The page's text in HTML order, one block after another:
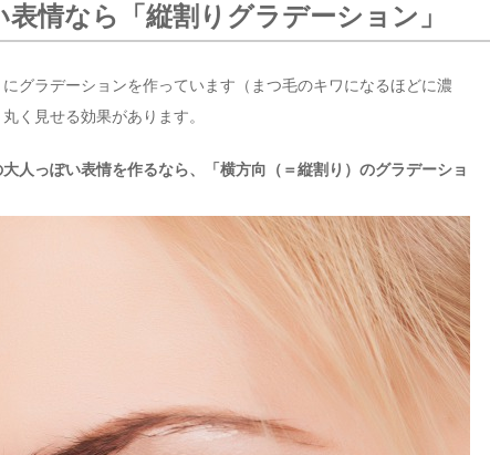
情なら「縦割りグラデーション」
グラデーションを作っています（まつ毛のキワになるほどに濃
く見せる効果があります。
人っぽい表情を作るなら、「横方向（＝縦割り）のグラデーショ